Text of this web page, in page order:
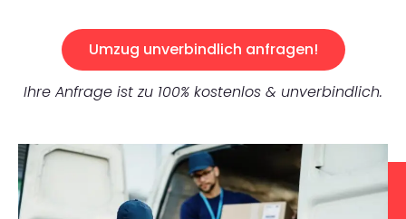
Umzug unverbindlich anfragen!
Ihre Anfrage ist zu 100% kostenlos & unverbindlich.